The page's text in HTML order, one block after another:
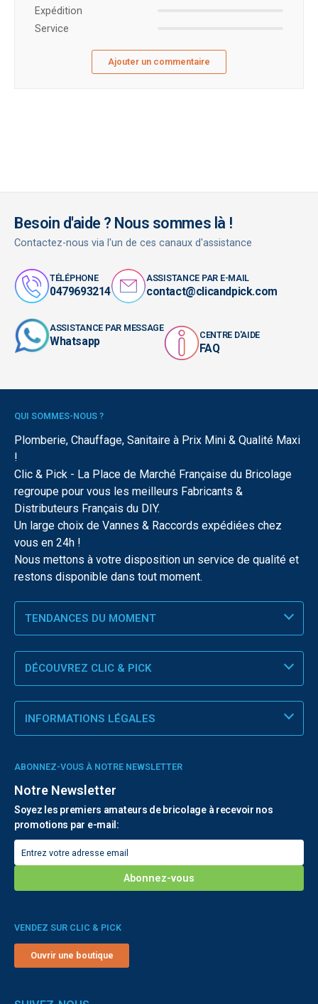
Expédition
Service
Ajouter un commentaire
Besoin d'aide ? Nous sommes là !
Contactez-nous via l'un de ces canaux d'assistance
TÉLÉPHONE
0479693214
ASSISTANCE PAR E-MAIL
contact@clicandpick.com
ASSISTANCE PAR MESSAGE
Whatsapp CENTRE D'AIDE
FAQ
QUI SOMMES-NOUS ?
Plomberie, Chauffage, Sanitaire à Prix Mini & Qualité Maxi
!
Clic & Pick - La Place de Marché Française du Bricolage
regroupe pour vous les meilleurs Fabricants &
Distributeurs Français du DIY.
Un large choix de Vannes & Raccords expédiées chez
vous en 24h !
Nous mettons à votre disposition un service de qualité et
restons disponible dans tout moment.
TENDANCES DU MOMENT
DÉCOUVREZ CLIC & PICK
INFORMATIONS LÉGALES
ABONNEZ-VOUS À NOTRE NEWSLETTER
Notre Newsletter
Soyez les premiers amateurs de bricolage à recevoir nos
promotions par e-mail:
VENDEZ SUR CLIC & PICK
Ouvrir une boutique